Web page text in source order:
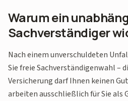
Warum ein
Sachverständiger
Nach einem unverschuldeten
Sie freie Sachverständigenwahl –
Versicherung darf Ihnen keinen
arbeiten ausschließlich für Sie als